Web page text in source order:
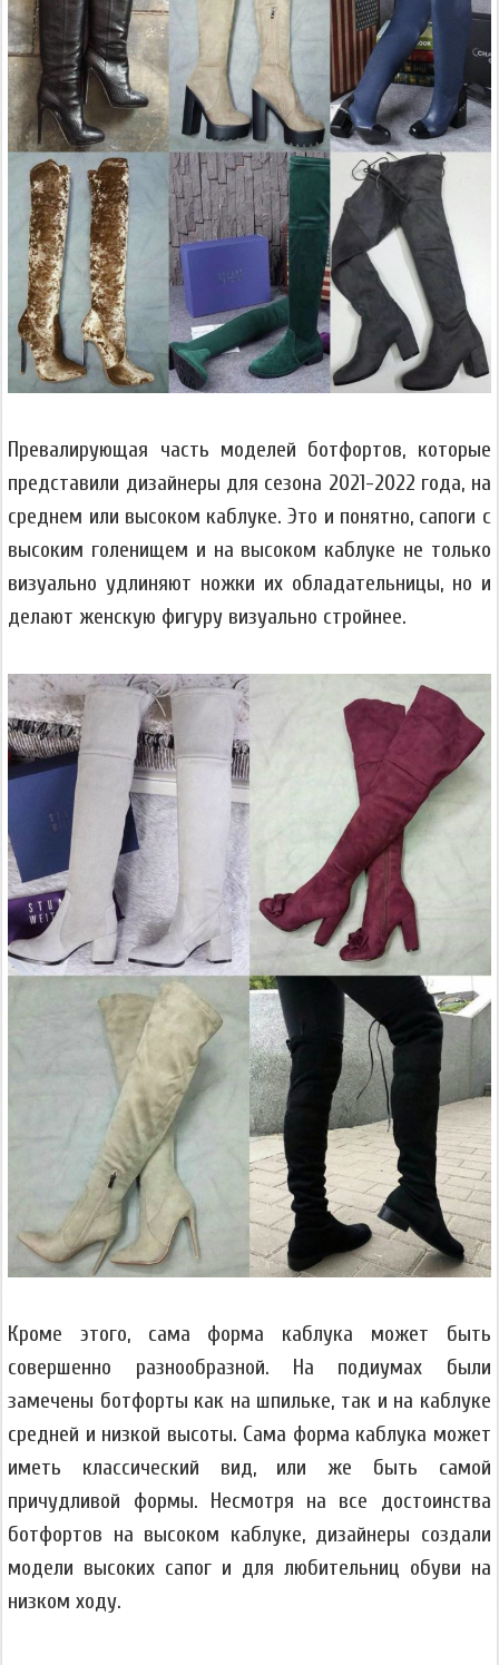
Превалирующая часть моделей ботфортов, которые
представили дизайнеры для сезона 2021-2022 года, на
среднем или высоком каблуке. Это и понятно, сапоги с
высоким голенищем и на высоком каблуке не только
визуально удлиняют ножки их обладательницы, но и
делают женскую фигуру визуально стройнее.
Кроме этого, сама форма каблука может быть
совершенно разнообразной. На подиумах были
замечены ботфорты как на шпильке, так и на каблуке
средней и низкой высоты. Сама форма каблука может
иметь классический вид, или же быть самой
причудливой формы. Несмотря на все достоинства
ботфортов на высоком каблуке, дизайнеры создали
модели высоких сапог и для любительниц обуви на
низком ходу.